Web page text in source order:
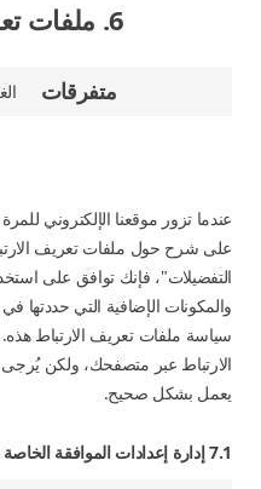
6. ملفات تعريف الارتباط الموضوعة
متفرقات
عندما تزور موقعنا الإلكتروني
على شرح حول ملفات تعريف
التفضيلات"، فإنك توافق على
والمكونات الإضافية التي حددتها
سياسة ملفات تعريف الارتباط
الارتباط عبر متصفحك، ولكن يُرجى
يعمل بشكل صحيح.
7.1 إدارة إعدادات الموافقة الخاصة بك